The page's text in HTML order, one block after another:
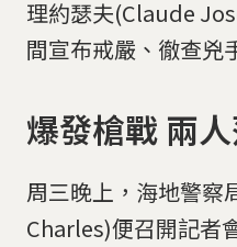
理約瑟夫(Claude
間宣布戒嚴、徹查兇
爆發槍戰 兩
周三晚上，海地警察
Charles)便召開記者